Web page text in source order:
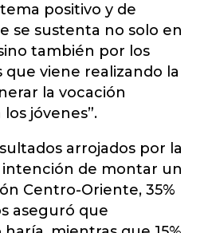
positivo y de
se sustenta no solo en
también por los
que viene realizando la
la vocación
jóvenes”.
arrojados por la
de montar un
Centro-Oriente, 35%
aseguró que